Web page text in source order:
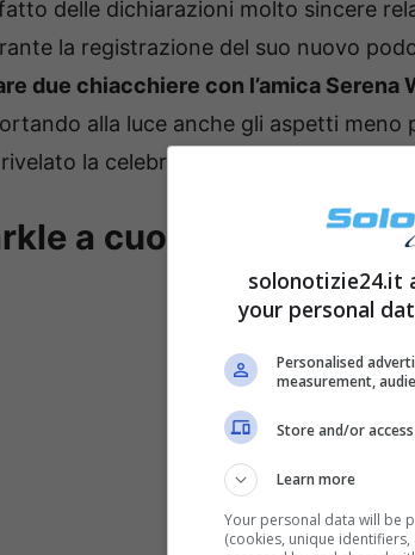
delle dichiarazioni molto sincere
la registrazione del suo nuovo
due chiacchiere con l’amica Serena
alla luce anche gli aspetti meno
la celebre duchessa?
a cuore aperto sulle
solonotizie24.it
your personal
Personalised
measurement,
Store and/or
Learn more
Your personal data will be
(cookies, unique